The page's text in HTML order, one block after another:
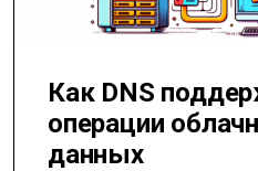
Как DNS
операции
данных